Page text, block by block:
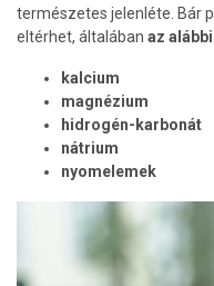
természetes jelenléte. Bár
eltérhet, általában az
kalcium
magnézium
hidrogén-karbonát
nátrium
nyomelemek